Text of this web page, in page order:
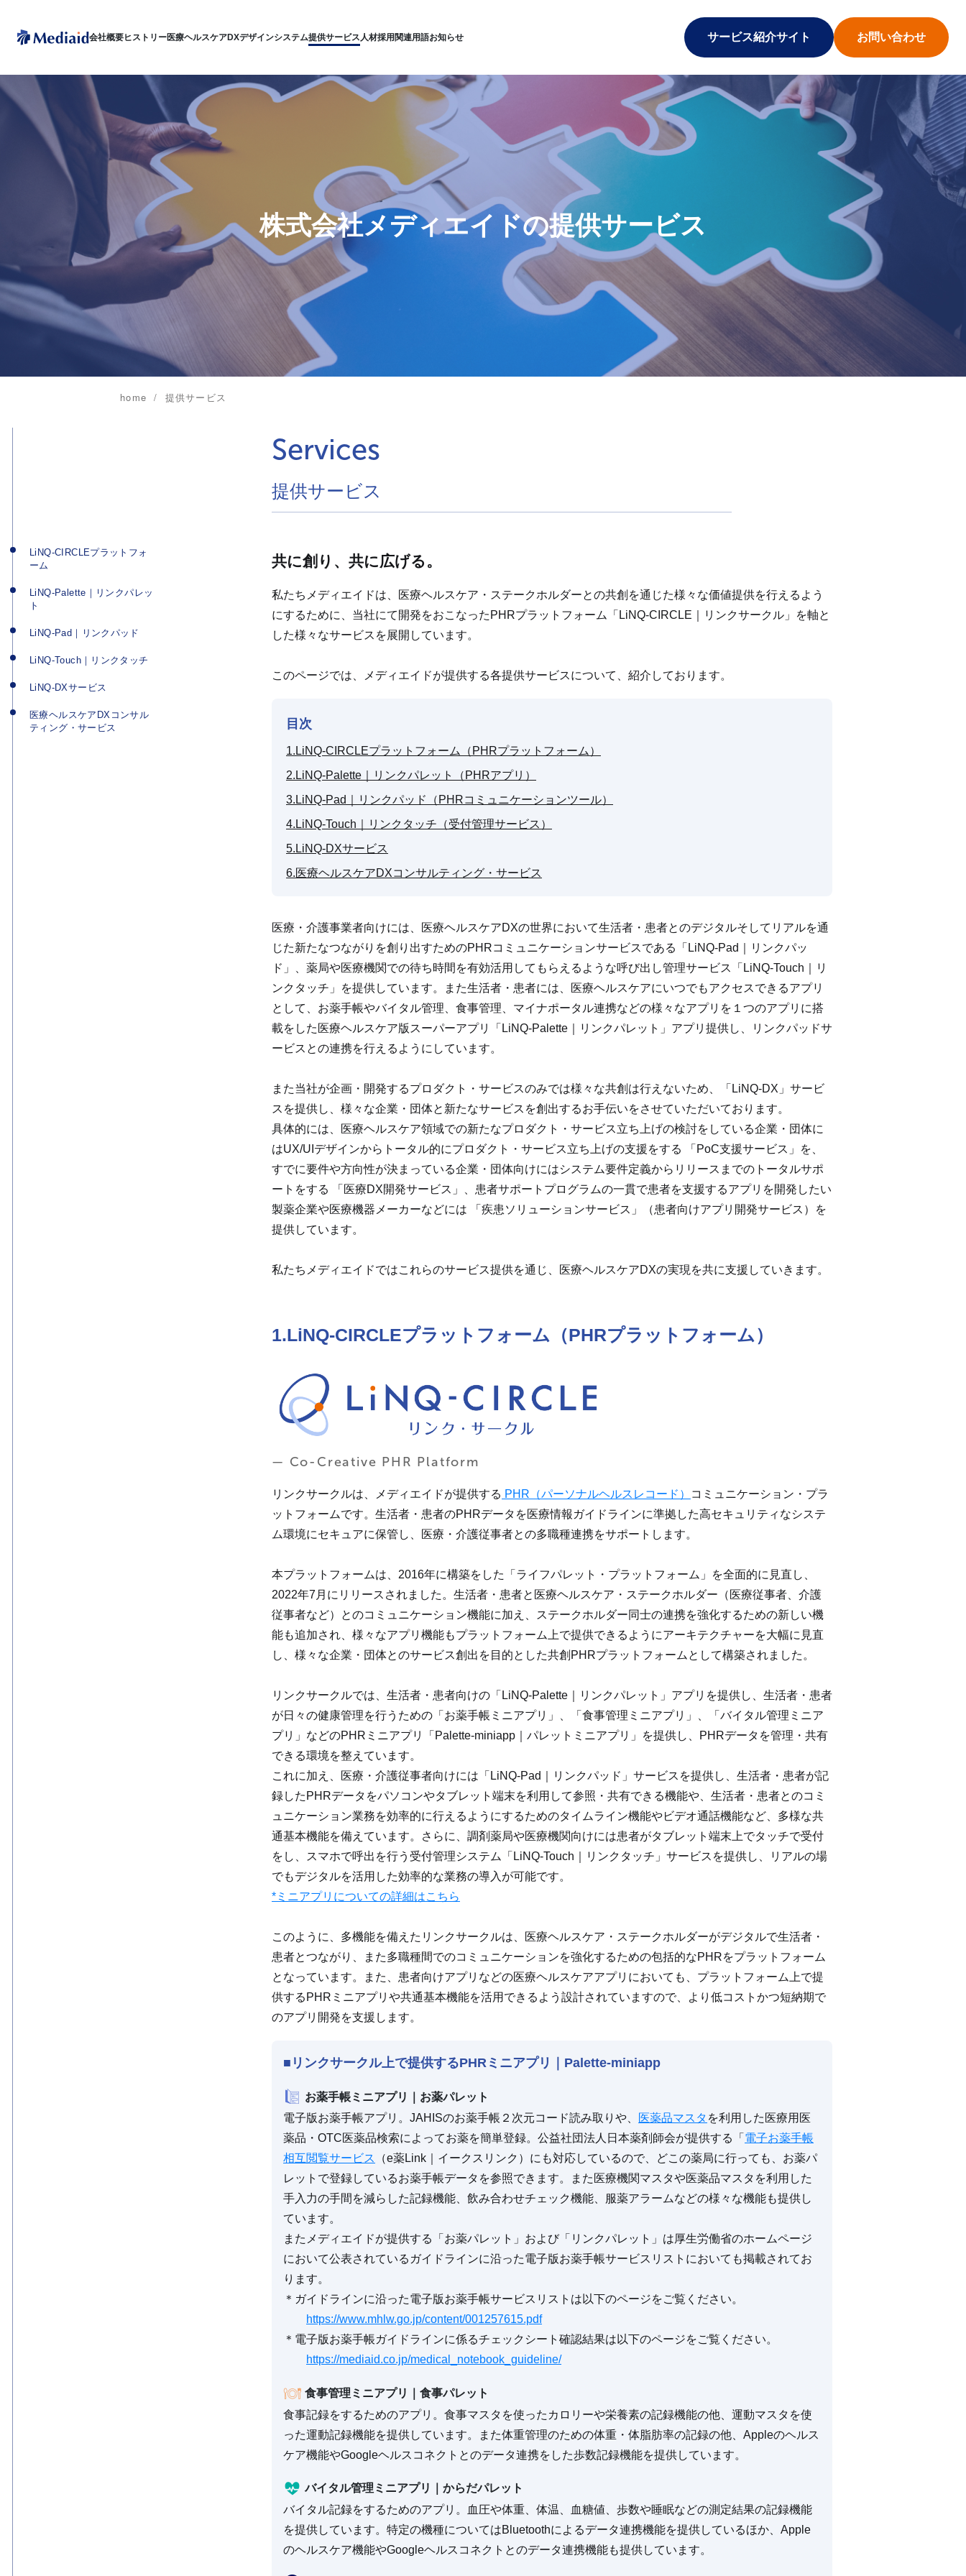
会社概要ヒストリー医療ヘルスケアDXデザインシステム提供サービス 人材採用関連用語お知らせ サービス紹介サイト お問い合わせ
株式会社メディエイドの提供サービス
home 提供サービス
LiNQ-CIRCLEプラットフォ
ーム
LiNQ-Palette｜リンクパレッ
ト
LiNQ-Pad｜リンクパッド
LiNQ-Touch｜リンクタッチ
LiNQ-DXサービス
医療ヘルスケアDXコンサル
ティング・サービス
Services
提供サービス
共に創り、共に広げる。
私たちメディエイドは、医療ヘルスケア・ステークホルダーとの共創を通じた様々な価値提供を行えるよう
にするために、当社にて開発をおこなったPHRプラットフォーム「LiNQ-CIRCLE｜リンクサークル」を軸と
した様々なサービスを展開しています。
このページでは、メディエイドが提供する各提供サービスについて、紹介しております。
目次
1.LiNQ-CIRCLEプラットフォーム（PHRプラットフォーム）
2.LiNQ-Palette｜リンクパレット（PHRアプリ）
3.LiNQ-Pad｜リンクパッド（PHRコミュニケーションツール）
4.LiNQ-Touch｜リンクタッチ（受付管理サービス）
5.LiNQ-DXサービス
6.医療ヘルスケアDXコンサルティング・サービス
医療・介護事業者向けには、医療ヘルスケアDXの世界において生活者・患者とのデジタルそしてリアルを通
じた新たなつながりを創り出すためのPHRコミュニケーションサービスである「LiNQ-Pad｜リンクパッ
ド」、薬局や医療機関での待ち時間を有効活用してもらえるような呼び出し管理サービス「LiNQ-Touch｜リ
ンクタッチ」を提供しています。また生活者・患者には、医療ヘルスケアにいつでもアクセスできるアプリ
として、お薬手帳やバイタル管理、食事管理、マイナポータル連携などの様々なアプリを１つのアプリに搭
載をした医療ヘルスケア版スーパーアプリ「LiNQ-Palette｜リンクパレット」アプリ提供し、リンクパッドサ
ービスとの連携を行えるようにしています。
また当社が企画・開発するプロダクト・サービスのみでは様々な共創は行えないため、「LiNQ-DX」サービ
スを提供し、様々な企業・団体と新たなサービスを創出するお手伝いをさせていただいております。
具体的には、医療ヘルスケア領域での新たなプロダクト・サービス立ち上げの検討をしている企業・団体に
はUX/UIデザインからトータル的にプロダクト・サービス立ち上げの支援をする 「PoC支援サービス」を、
すでに要件や方向性が決まっている企業・団体向けにはシステム要件定義からリリースまでのトータルサポ
ートをする 「医療DX開発サービス」、患者サポートプログラムの一貫で患者を支援するアプリを開発したい
製薬企業や医療機器メーカーなどには 「疾患ソリューションサービス」（患者向けアプリ開発サービス）を
提供しています。
私たちメディエイドではこれらのサービス提供を通じ、医療ヘルスケアDXの実現を共に支援していきます。
1.LiNQ-CIRCLEプラットフォーム（PHRプラットフォーム）
— Co-Creative PHR Platform
リンクサークルは、メディエイドが提供する PHR（パーソナルヘルスレコード）
コミュニケーション・プラ
ットフォームです。生活者・患者のPHRデータを医療情報ガイドラインに準拠した高セキュリティなシステ
ム環境にセキュアに保管し、医療・介護従事者との多職種連携をサポートします。
本プラットフォームは、2016年に構築をした「ライフパレット・プラットフォーム」を全面的に見直し、
2022年7月にリリースされました。生活者・患者と医療ヘルスケア・ステークホルダー（医療従事者、介護
従事者など）とのコミュニケーション機能に加え、ステークホルダー同士の連携を強化するための新しい機
能も追加され、様々なアプリ機能もプラットフォーム上で提供できるようにアーキテクチャーを大幅に見直
し、様々な企業・団体とのサービス創出を目的とした共創PHRプラットフォームとして構築されました。
リンクサークルでは、生活者・患者向けの「LiNQ-Palette｜リンクパレット」アプリを提供し、生活者・患者
が日々の健康管理を行うための「お薬手帳ミニアプリ」、「食事管理ミニアプリ」、「バイタル管理ミニア
プリ」などのPHRミニアプリ「Palette-miniapp｜パレットミニアプリ」を提供し、PHRデータを管理・共有
できる環境を整えています。
これに加え、医療・介護従事者向けには「LiNQ-Pad｜リンクパッド」サービスを提供し、生活者・患者が記
録したPHRデータをパソコンやタブレット端末を利用して参照・共有できる機能や、生活者・患者とのコミ
ュニケーション業務を効率的に行えるようにするためのタイムライン機能やビデオ通話機能など、多様な共
通基本機能を備えています。さらに、調剤薬局や医療機関向けには患者がタブレット端末上でタッチで受付
をし、スマホで呼出を行う受付管理システム「LiNQ-Touch｜リンクタッチ」サービスを提供し、リアルの場
でもデジタルを活用した効率的な業務の導入が可能です。
*ミニアプリについての詳細はこちら
このように、多機能を備えたリンクサークルは、医療ヘルスケア・ステークホルダーがデジタルで生活者・
患者とつながり、また多職種間でのコミュニケーションを強化するための包括的なPHRをプラットフォーム
となっています。また、患者向けアプリなどの医療ヘルスケアアプリにおいても、プラットフォーム上で提
供するPHRミニアプリや共通基本機能を活用できるよう設計されていますので、より低コストかつ短納期で
のアプリ開発を支援します。
■リンクサークル上で提供するPHRミニアプリ｜Palette-miniapp
お薬手帳ミニアプリ｜お薬パレット
電子版お薬手帳アプリ。JAHISのお薬手帳２次元コード読み取りや、
医薬品マスタ を利用した医療用医
薬品・OTC医薬品検索によってお薬を簡単登録。公益社団法人日本薬剤師会が提供する「 電子お薬手帳
相互閲覧サービス
（e薬Link｜イークスリンク）にも対応しているので、どこの薬局に行っても、お薬パ
レットで登録しているお薬手帳データを参照できます。また医療機関マスタや医薬品マスタを利用した
手入力の手間を減らした記録機能、飲み合わせチェック機能、服薬アラームなどの様々な機能も提供し
ています。
またメディエイドが提供する「お薬パレット」および「リンクパレット」は厚生労働省のホームページ
において公表されているガイドラインに沿った電子版お薬手帳サービスリストにおいても掲載されてお
ります。
＊ガイドラインに沿った電子版お薬手帳サービスリストは以下のページをご覧ください。
https://www.mhlw.go.jp/content/001257615.pdf
＊電子版お薬手帳ガイドラインに係るチェックシート確認結果は以下のページをご覧ください。
https://mediaid.co.jp/medical_notebook_guideline/
食事管理ミニアプリ｜食事パレット
食事記録をするためのアプリ。食事マスタを使ったカロリーや栄養素の記録機能の他、運動マスタを使
った運動記録機能を提供しています。また体重管理のための体重・体脂肪率の記録の他、Appleのヘルス
ケア機能やGoogleヘルスコネクトとのデータ連携をした歩数記録機能を提供しています。
バイタル管理ミニアプリ｜からだパレット
バイタル記録をするためのアプリ。血圧や体重、体温、血糖値、歩数や睡眠などの測定結果の記録機能
を提供しています。特定の機種についてはBluetoothによるデータ連携機能を提供しているほか、Apple
のヘルスケア機能やGoogleヘルスコネクトとのデータ連携機能も提供しています。